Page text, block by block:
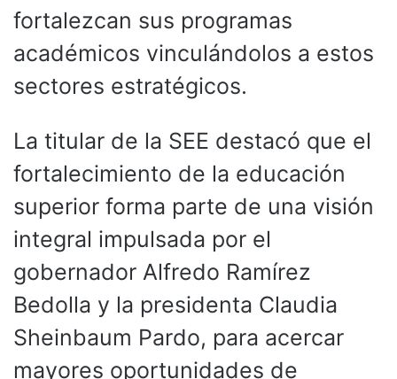
fortalezcan sus programas
académicos vinculándolos a estos
sectores estratégicos.
La titular de la SEE destacó que el
fortalecimiento de la educación
superior forma parte de una visión
integral impulsada por el
gobernador Alfredo Ramírez
Bedolla y la presidenta Claudia
Sheinbaum Pardo, para acercar
mayores oportunidades de